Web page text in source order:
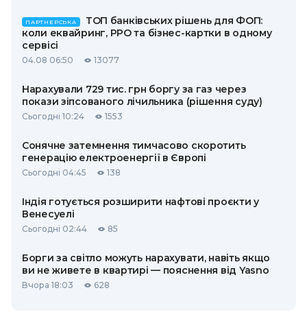
ПАРТНЕРСЬКА
ТОП банківських рішень для ФОП:
коли еквайринг, РРО та бізнес-картки в одному
сервісі
04.08 06:50 13077
Нарахували 729 тис. грн боргу за газ через
покази зіпсованого лічильника (рішення суду)
Сьогодні 10:24 1553
Сонячне затемнення тимчасово скоротить
генерацію електроенергії в Європі
Сьогодні 04:45 138
Індія готується розширити нафтові проєкти у
Венесуелі
Сьогодні 02:44 85
Борги за світло можуть нарахувати, навіть якщо
ви не живете в квартирі — пояснення від Yasno
Вчора 18:03 628